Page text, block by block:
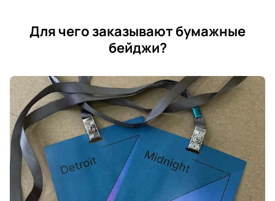
Для чего заказывают бумажные
бейджи?